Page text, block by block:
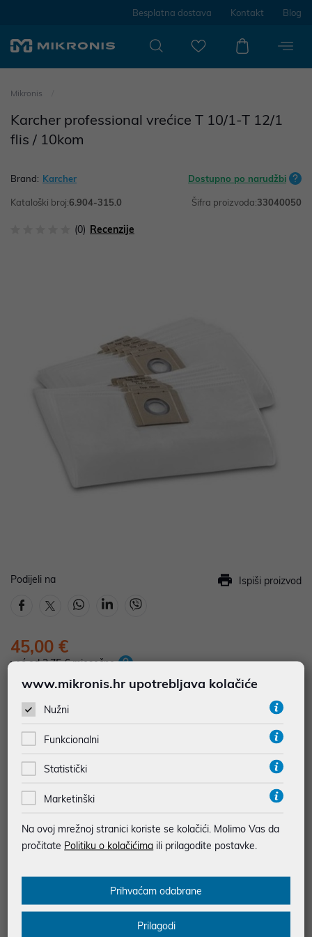
Besplatna dostava Kontakt Blog
Mikronis
Karcher professional vrećice T 10/1-T 12/1
flis / 10kom
Brand: Karcher Dostupno po narudžbi
Kataloški broj:6.904-315.0 Šifra proizvoda:33040050
(0) Recenzije
Podijeli na Ispiši proizvod
45,00 €
već od 3,75 € mjesečno
Dodajte u košaricu
najam za pravne osobe od 12 do 36 mj. već od
Vidi detalje
JAMSTVO 24 MJ.
MOGUĆNOST PLAĆANJA NA RATE
www.mikronis.hr upotrebljava kolačiće
Nužni
Funkcionalni
Statistički
Marketinški
Na ovoj mrežnoj stranici koriste se kolačići. Molimo Vas da
pročitate Politiku o kolačićima ili prilagodite postavke.
Prihvaćam odabrane
Prilagodi